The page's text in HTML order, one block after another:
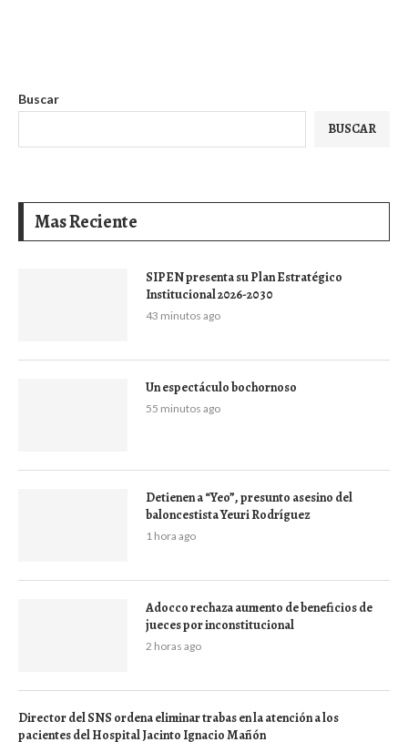
Buscar
BUSCAR
Mas Reciente
SIPEN presenta su Plan Estratégico
Institucional 2026-2030
43 minutos ago
Un espectáculo bochornoso
55 minutos ago
Detienen a “Yeo”, presunto asesino del
baloncestista Yeuri Rodríguez
1 hora ago
Adocco rechaza aumento de beneficios de
jueces por inconstitucional
2 horas ago
Director del SNS ordena eliminar trabas en la atención a los
pacientes del Hospital Jacinto Ignacio Mañón